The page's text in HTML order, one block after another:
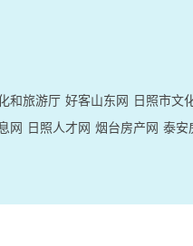
和旅游厅 好客山东网 日照市文
网 日照人才网 烟台房产网 泰安